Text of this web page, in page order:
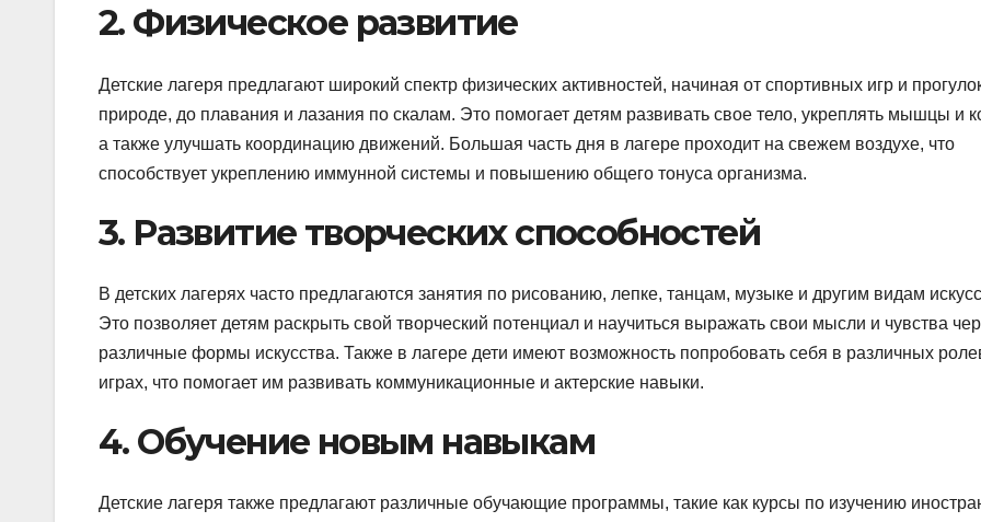
2. Физическое развитие
Детские лагеря предлагают широкий спектр физических активностей, начиная от спортивных игр и
природе, до плавания и лазания по скалам. Это помогает детям развивать свое тело, укреплять мышцы и
а также улучшать координацию движений. Большая часть дня в лагере проходит на свежем воздухе, что
способствует укреплению иммунной системы и повышению общего тонуса организма.
3. Развитие творческих способностей
В детских лагерях часто предлагаются занятия по рисованию, лепке, танцам, музыке и другим видам
Это позволяет детям раскрыть свой творческий потенциал и научиться выражать свои мысли и чувства
различные формы искусства. Также в лагере дети имеют возможность попробовать себя в различных
играх, что помогает им развивать коммуникационные и актерские навыки.
4. Обучение новым навыкам
Детские лагеря также предлагают различные обучающие программы, такие как курсы по изучению